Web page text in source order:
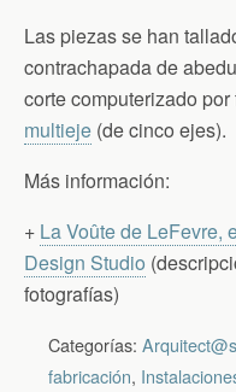
Las piezas se han
contrachapada de
corte computerizado por
multieje (de cinco ejes).
Más información:
+ La Voûte de LeFevre,
Design Studio
fotografías)
Categorías: Arquitect@s
fabricación,